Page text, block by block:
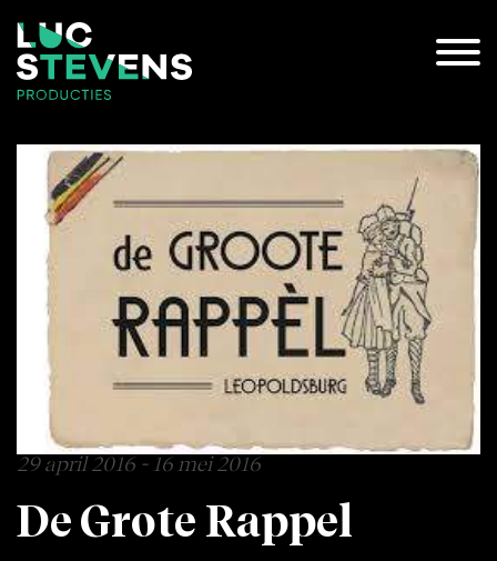
29 april 2016 - 16 mei 2016
De Grote Rappel